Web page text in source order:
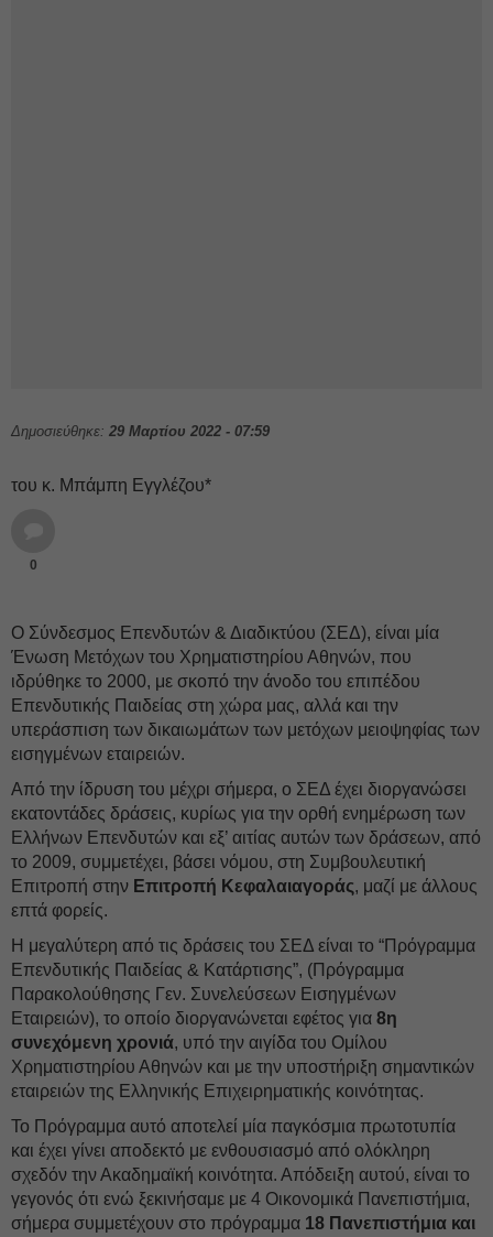
Δημοσιεύθηκε: 29 Μαρτίου 2022 - 07:59
του κ. Μπάμπη Εγγλέζου*
0
Ο Σύνδεσμος Επενδυτών & Διαδικτύου (ΣΕΔ), είναι μία
Ένωση Μετόχων του Χρηματιστηρίου Αθηνών, που
ιδρύθηκε το 2000, με σκοπό την άνοδο του επιπέδου
Επενδυτικής Παιδείας στη χώρα μας, αλλά και την
υπεράσπιση των δικαιωμάτων των μετόχων μειοψηφίας των
εισηγμένων εταιρειών.
Από την ίδρυση του μέχρι σήμερα, ο ΣΕΔ έχει διοργανώσει
εκατοντάδες δράσεις, κυρίως για την ορθή ενημέρωση των
Ελλήνων Επενδυτών και εξ’ αιτίας αυτών των δράσεων, από
το 2009, συμμετέχει, βάσει νόμου, στη Συμβουλευτική
Επιτροπή στην Επιτροπή Κεφαλαιαγοράς, μαζί με άλλους
επτά φορείς.
Η μεγαλύτερη από τις δράσεις του ΣΕΔ είναι το “Πρόγραμμα
Επενδυτικής Παιδείας & Κατάρτισης”, (Πρόγραμμα
Παρακολούθησης Γεν. Συνελεύσεων Εισηγμένων
Εταιρειών), το οποίο διοργανώνεται εφέτος για 8η
συνεχόμενη χρονιά, υπό την αιγίδα του Ομίλου
Χρηματιστηρίου Αθηνών και με την υποστήριξη σημαντικών
εταιρειών της Ελληνικής Επιχειρηματικής κοινότητας.
Το Πρόγραμμα αυτό αποτελεί μία παγκόσμια πρωτοτυπία
και έχει γίνει αποδεκτό με ενθουσιασμό από ολόκληρη
σχεδόν την Ακαδημαϊκή κοινότητα. Απόδειξη αυτού, είναι το
γεγονός ότι ενώ ξεκινήσαμε με 4 Οικονομικά Πανεπιστήμια,
σήμερα συμμετέχουν στο πρόγραμμα 18 Πανεπιστήμια και